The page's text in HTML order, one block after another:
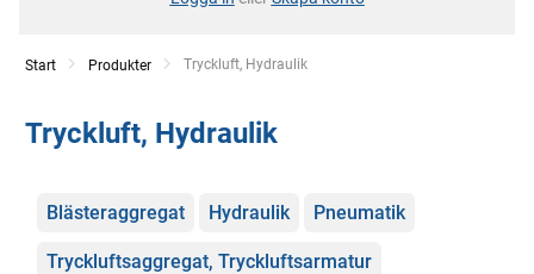
Start Produkter Current:
Tryckluft, Hydraulik
Tryckluft, Hydraulik
Kategorier
Blästeraggregat Hydraulik Pneumatik
Tryckluftsaggregat, Tryckluftsarmatur